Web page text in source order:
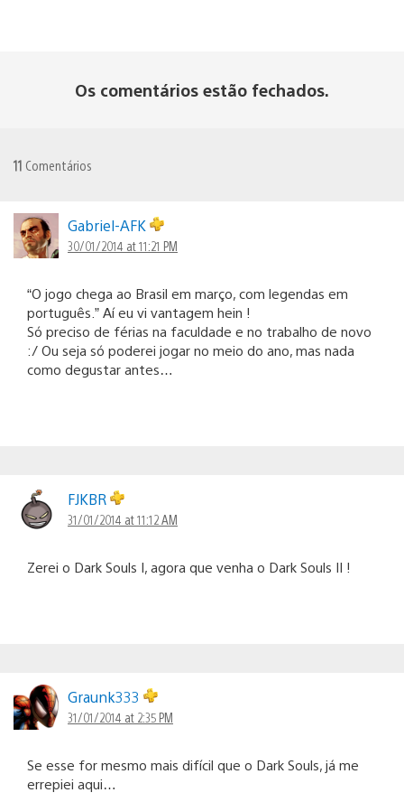
Os comentários estão fechados.
11 Comentários
Gabriel-AFK
30/01/2014 at 11:21 PM
“O jogo chega ao Brasil em março, com legendas em
português.” Aí eu vi vantagem hein !
Só preciso de férias na faculdade e no trabalho de novo
:/ Ou seja só poderei jogar no meio do ano, mas nada
como degustar antes…
FJKBR
31/01/2014 at 11:12 AM
Zerei o Dark Souls I, agora que venha o Dark Souls II !
Graunk333
31/01/2014 at 2:35 PM
Se esse for mesmo mais difícil que o Dark Souls, já me
errepiei aqui…